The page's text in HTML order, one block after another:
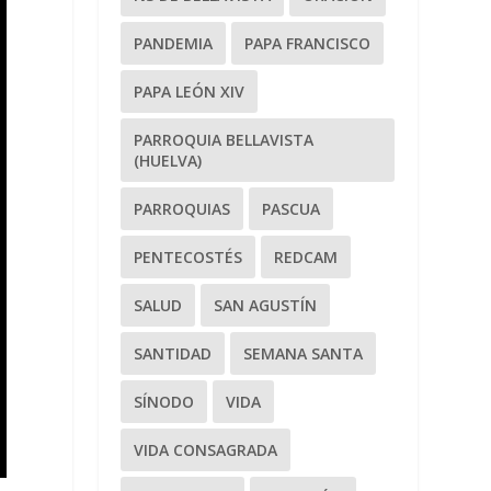
PANDEMIA PAPA FRANCISCO
PAPA LEÓN XIV
PARROQUIA BELLAVISTA
(HUELVA)
PARROQUIAS PASCUA
PENTECOSTÉS REDCAM
SALUD SAN AGUSTÍN
SANTIDAD SEMANA SANTA
SÍNODO VIDA
VIDA CONSAGRADA